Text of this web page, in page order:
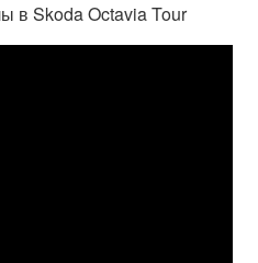
в Skoda Octavia Tour